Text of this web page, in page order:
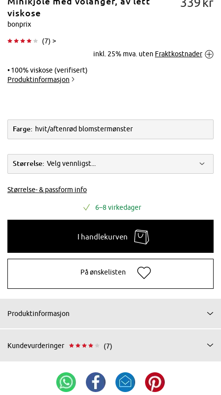
forstørre
viskose
bonprix
(7) >
inkl. 25% mva. uten Fraktkostnader
100% viskose (verifisert)
Produktinformasjon
Farge: hvit/aftenrød blomstermønster
Størrelse: Velg vennligst...
Størrelse- & passform info
6–8 virkedager
I handlekurven
På ønskelisten
Produktinformasjon
Kundevurderinger (7)